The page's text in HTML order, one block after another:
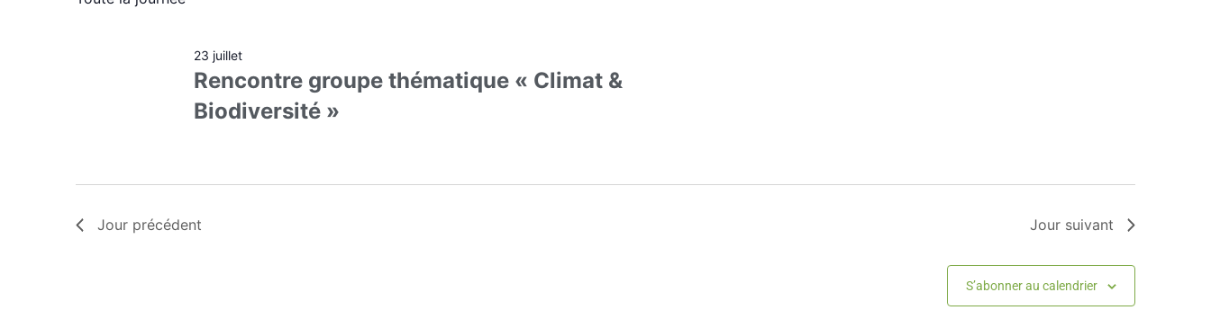
clé.
Rencontre groupe thématique « Climat &
Biodiversité »
23 juillet
Jour précédent Jour suivant
S’abonner au calendrier